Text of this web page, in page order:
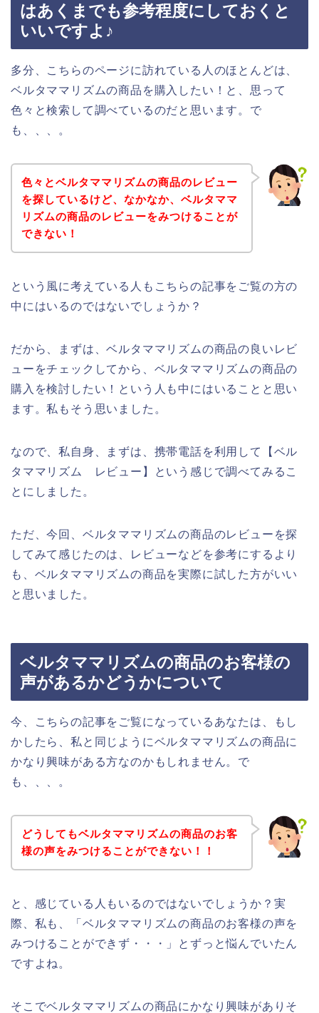
はあくまでも参考程度にしておくと
いいですよ♪
多分、こちらのページに訪れている人のほとんどは、
ベルタママリズムの商品を購入したい！と、思って
色々と検索して調べているのだと思います。で
も、、、。
色々とベルタママリズムの商品のレビュー
を探しているけど、なかなか、ベルタママ
リズムの商品のレビューをみつけることが
できない！
という風に考えている人もこちらの記事をご覧の方の
中にはいるのではないでしょうか？
だから、まずは、ベルタママリズムの商品の良いレビ
ューをチェックしてから、ベルタママリズムの商品の
購入を検討したい！という人も中にはいることと思い
ます。私もそう思いました。
なので、私自身、まずは、携帯電話を利用して【ベル
タママリズム レビュー】という感じで調べてみるこ
とにしました。
ただ、今回、ベルタママリズムの商品のレビューを探
してみて感じたのは、レビューなどを参考にするより
も、ベルタママリズムの商品を実際に試した方がいい
と思いました。
ベルタママリズムの商品のお客様の
声があるかどうかについて
今、こちらの記事をご覧になっているあなたは、もし
かしたら、私と同じようにベルタママリズムの商品に
かなり興味がある方なのかもしれません。で
も、、、。
どうしてもベルタママリズムの商品のお客
様の声をみつけることができない！！
と、感じている人もいるのではないでしょうか？実
際、私も、「ベルタママリズムの商品のお客様の声を
みつけることができず・・・」とずっと悩んでいたん
ですよね。
そこでベルタママリズムの商品にかなり興味がありそ